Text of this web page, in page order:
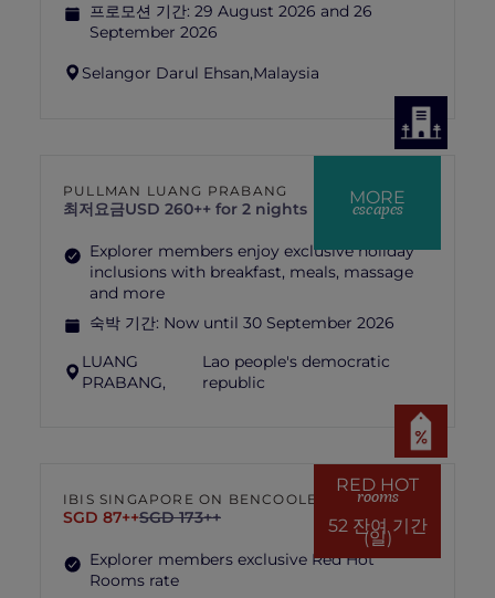
프로모션 기간: 29 August 2026 and 26
September 2026
Selangor Darul Ehsan,Malaysia
MORE
escapes
PULLMAN LUANG PRABANG
최저요금USD 260++ for 2 nights
Explorer members enjoy exclusive holiday
inclusions with breakfast, meals, massage
and more
숙박 기간: Now until 30 September 2026
LUANG
PRABANG,
Lao people's democratic
republic
RED HOT
rooms
52 잔여 기간
(일)
IBIS SINGAPORE ON BENCOOLEN
SGD 87++SGD 173++
Explorer members exclusive Red Hot
Rooms rate